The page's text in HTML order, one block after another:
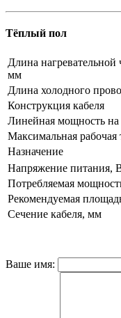
Тёплый пол
Длина нагревательной
мм
Длина холодного
Конструкция кабеля
Линейная мощность
Максимальная рабочая
Назначение
Напряжение питания,
Потребляемая
Рекомендуемая
Сечение кабеля, мм
Ваше имя: